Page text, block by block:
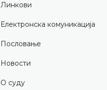
Линкови
Електронска комуникација
Пословање
Новости
О суду